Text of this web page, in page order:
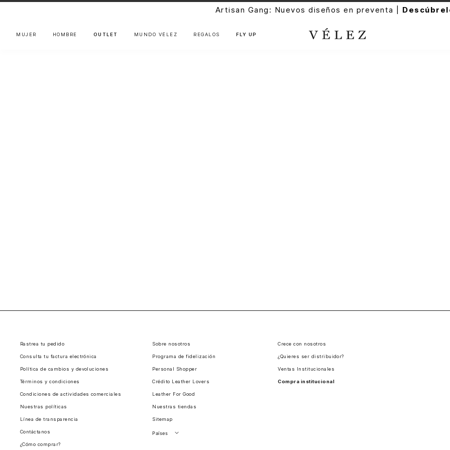
Artisan Gang: Nuevos diseños en preventa |
MUJER HOMBRE OUTLET MUNDO VÉLEZ REGALOS FLY UP
Rastrea tu pedido
Consulta tu factura electrónica
Política de cambios y devoluciones
Términos y condiciones
Condiciones de actividades comerciales
Nuestras políticas
Línea de transparencia
Contáctanos
¿Cómo comprar?
Sobre nosotros
Programa de fidelización
Personal Shopper
Crédito Leather Lovers
Leather For Good
Nuestras tiendas
Sitemap
Países
Crece con nosotros
¿Quieres ser distribuidor?
Ventas Institucionales
Compra institucional